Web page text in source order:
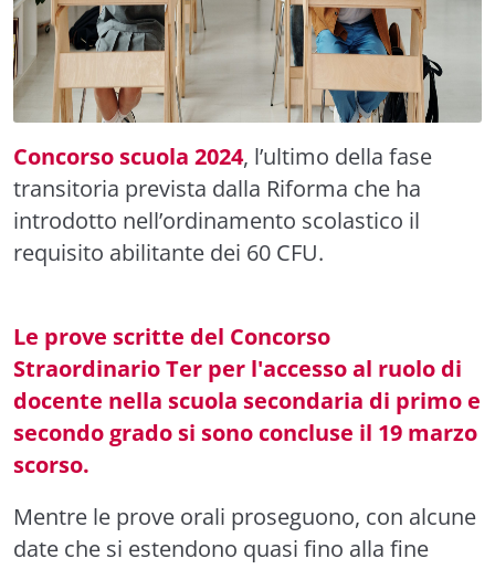
Concorso scuola 2024, l’ultimo della fase
transitoria prevista dalla Riforma che ha
introdotto nell’ordinamento scolastico il
requisito abilitante dei 60 CFU.
Le prove scritte del Concorso
Straordinario Ter per l'accesso al ruolo di
docente nella scuola secondaria di primo e
secondo grado si sono concluse il 19 marzo
scorso.
Mentre le prove orali proseguono, con alcune
date che si estendono quasi fino alla fine